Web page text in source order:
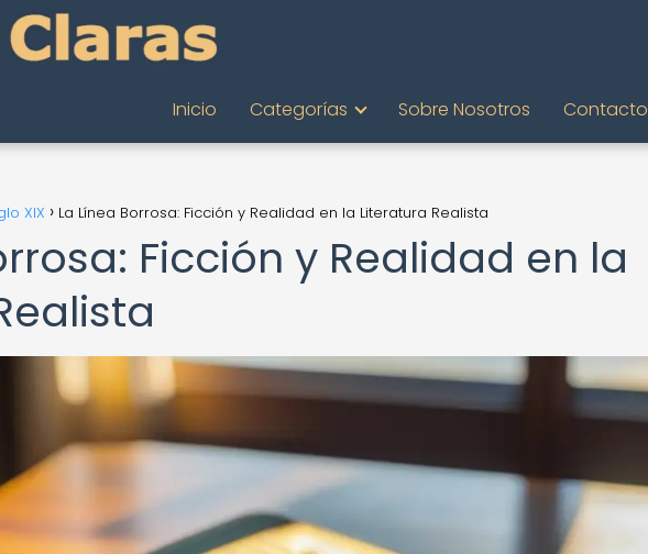
Inicio Categorías Sobre Nosotros Contacto
XIX La Línea Borrosa: Ficción y Realidad en la Literatura Realista
Ficción y Realidad en la